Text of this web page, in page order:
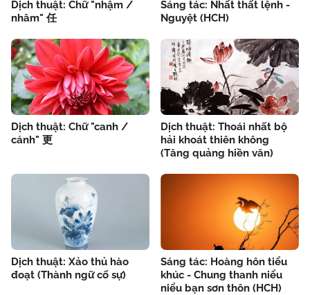
Dịch thuật: Chữ "nhậm /
nhâm" 任
Sáng tác: Nhất thất lệnh -
Nguyệt (HCH)
Dịch thuật: Chữ "canh /
cánh" 更
Dịch thuật: Thoái nhất bộ
hải khoát thiên không
(Tăng quảng hiền văn)
Dịch thuật: Xảo thủ hào
đoạt (Thành ngữ cố sự)
Sáng tác: Hoàng hôn tiểu
khúc - Chung thanh niểu
niểu bạn sơn thôn (HCH)